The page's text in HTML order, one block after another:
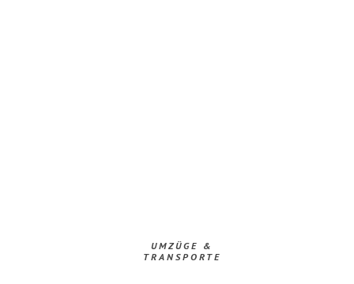
UMZÜGE &
TRANSPORTE